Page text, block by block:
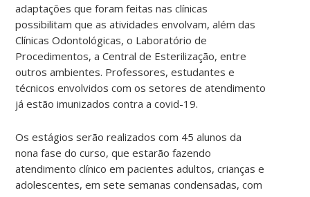
adaptações que foram feitas nas clínicas
possibilitam que as atividades envolvam, além das
Clínicas Odontológicas, o Laboratório de
Procedimentos, a Central de Esterilização, entre
outros ambientes. Professores, estudantes e
técnicos envolvidos com os setores de atendimento
já estão imunizados contra a covid-19.
Os estágios serão realizados com 45 alunos da
nona fase do curso, que estarão fazendo
atendimento clínico em pacientes adultos, crianças e
adolescentes, em sete semanas condensadas, com